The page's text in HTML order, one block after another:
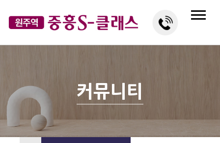
커뮤니티